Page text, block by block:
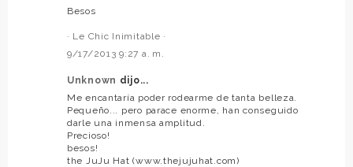
Besos
· Le Chic Inimitable ·
9/17/2013 9:27 a. m.
Unknown dijo...
Me encantaría poder rodearme de tanta belleza.
Pequeño... pero parace enorme, han conseguido
darle una inmensa amplitud.
Precioso!
besos!
the JuJu Hat (www.thejujuhat.com)